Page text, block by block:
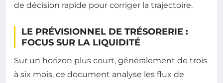
de décision rapide pour corriger la trajectoire.
LE PRÉVISIONNEL DE TRÉSORERIE :
FOCUS SUR LA LIQUIDITÉ
Sur un horizon plus court, généralement de trois
à six mois, ce document analyse les flux de